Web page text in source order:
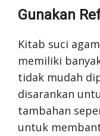
Gunakan
Kitab suci
memiliki
tidak mudah
disarankan
tambahan
untuk